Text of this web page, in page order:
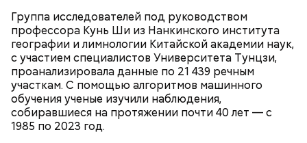
Группа исследователей под руководством
профессора Кунь Ши из Нанкинского института
географии и лимнологии Китайской академии наук,
с участием специалистов Университета Тунцзи,
проанализировала данные по 21 439 речным
участкам. С помощью алгоритмов машинного
обучения ученые изучили наблюдения,
собиравшиеся на протяжении почти 40 лет — с
1985 по 2023 год.
Ингредиенты: